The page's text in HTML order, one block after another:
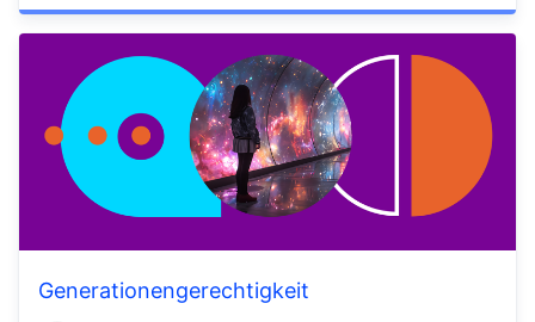
Generationengerechtigkeit